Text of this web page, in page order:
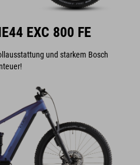
EXC 800 FE
und starkem Bosch